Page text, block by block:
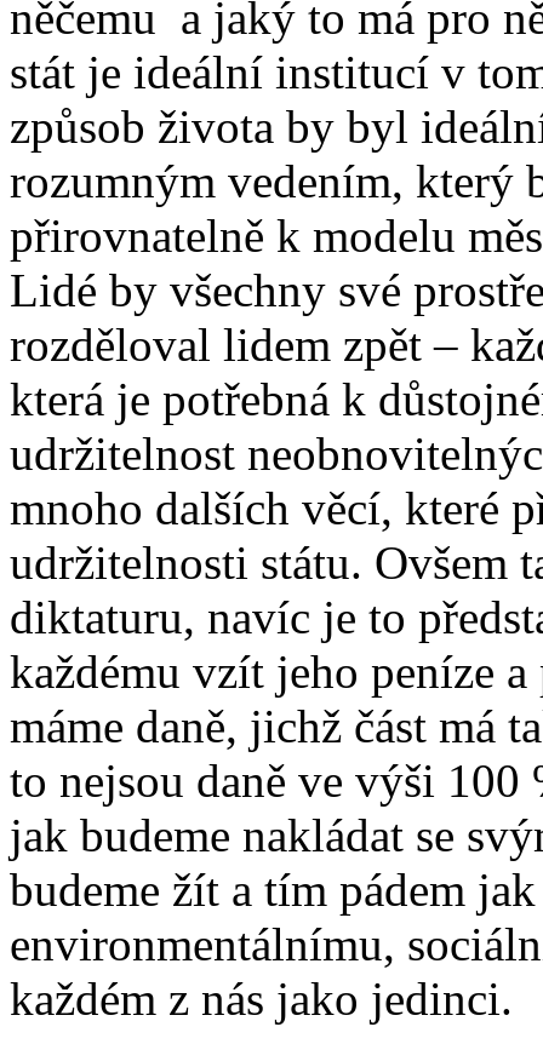
něčemu a jaký to má pro
stát je ideální institucí v
způsob života by byl
rozumným vedením, který
přirovnatelně k modelu
Lidé by všechny své
rozděloval lidem zpět –
která je potřebná k
udržitelnost
mnoho dalších věcí, které
udržitelnosti státu. Ovšem
diktaturu, navíc je to
každému vzít jeho peníze
máme daně, jichž část má
to nejsou daně ve výši
jak budeme nakládat se
budeme žít a tím pádem
environmentálnímu,
každém z nás jako jedinci.